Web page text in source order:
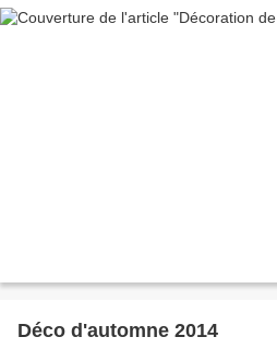
Déco d'automne 2014